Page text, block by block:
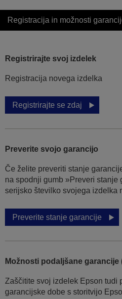
Registracija in možnosti
Registrirajte svoj izdelek
Registracija novega izdelka
Registrirajte se zdaj
Preverite svojo garancijo
Če želite preveriti stanje
na spodnji gumb »Preveri stanje
serijsko številko svojega izdelka
Preverite stanje garancije
Možnosti podaljšane garancije
Zaščitite svoj izdelek Epson tudi
garancijske dobe s storitvijo